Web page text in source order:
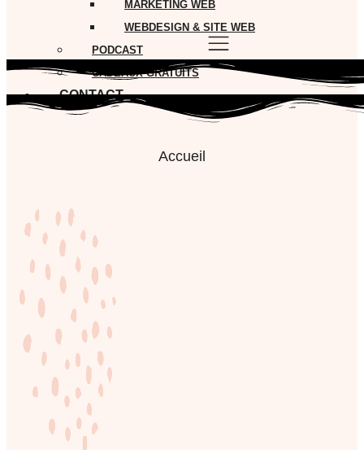
MARKETING WEB
WEBDESIGN & SITE WEB
PODCAST
CADEAUX GRATUITS
CONTACT
Accueil